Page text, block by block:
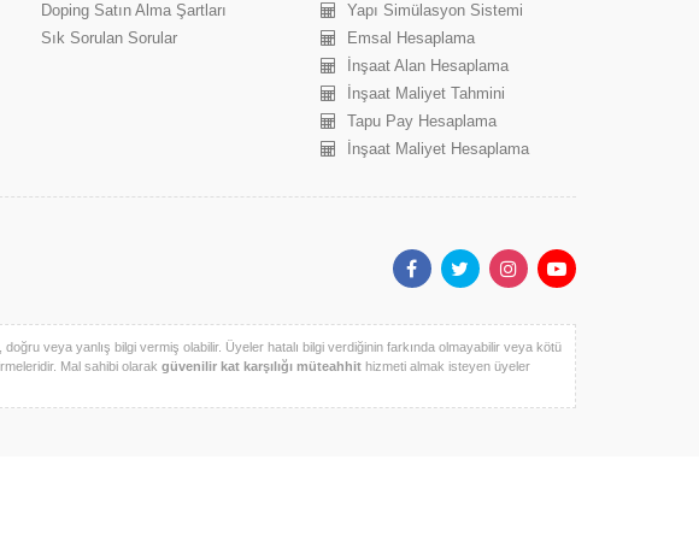
Doping Satın Alma Şartları
Sık Sorulan Sorular
Yapı Simülasyon Sistemi
Emsal Hesaplama
İnşaat Alan Hesaplama
İnşaat Maliyet Tahmini
Tapu Pay Hesaplama
İnşaat Maliyet Hesaplama
veya yanlış bilgi vermiş olabilir. Üyeler hatalı bilgi verdiğinin farkında olmayabilir veya kötü
Mal sahibi olarak güvenilir kat karşılığı müteahhit hizmeti almak isteyen üyeler